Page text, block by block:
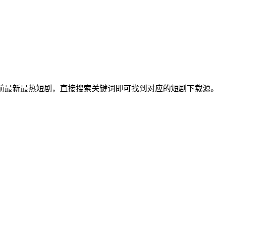
新最热短剧，直接搜索关键词即可找到对应的短剧下载源。